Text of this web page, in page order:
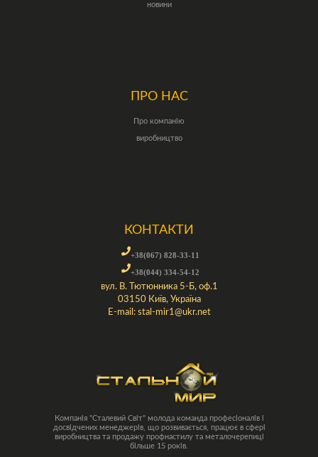
новини
ПРО НАС
Про компанію
виробництво
КОНТАКТИ
+38(067) 828-33-11
+38(044) 334-54-12
вул. В. Тютюнника 5-Б, оф.1
03150 Київ, Україна
E-mail: stal-mir1@ukr.net
Компанія "Сталевий Світ" молода команда професіоналів і
досвідчених менеджерів, що розвивається, працює в сфері
виробництва та продажу профнастилу та металочерепиці
більше 15 років.